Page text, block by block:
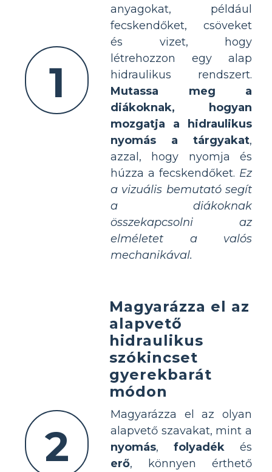
1
anyagokat, például
fecskendőket, csöveket
és vizet, hogy
létrehozzon egy alap
hidraulikus rendszert.
Mutassa meg a
diákoknak, hogyan
mozgatja a hidraulikus
nyomás a tárgyakat,
azzal, hogy nyomja és
húzza a fecskendőket. Ez
a vizuális bemutató segít
a diákoknak
összekapcsolni az
elméletet a valós
mechanikával.
2
Magyarázza el az
alapvető
hidraulikus
szókincset
gyerekbarát
módon
Magyarázza el az olyan
alapvető szavakat, mint a
nyomás, folyadék és
erő, könnyen érthető